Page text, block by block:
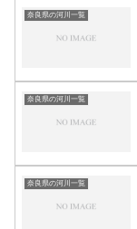
奈良県の河川一覧
奈良県の河川一覧
奈良県の河川一覧